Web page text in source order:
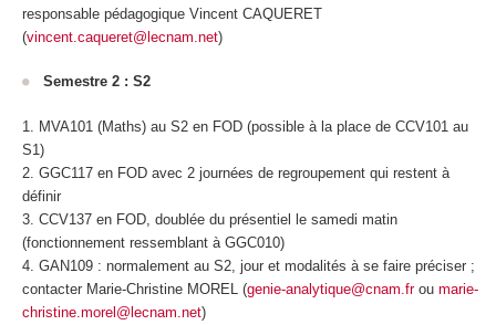
responsable pédagogique Vincent CAQUERET
(vincent.caqueret@lecnam.net)
Semestre 2 : S2
MVA101 (Maths) au S2 en FOD(possible à la place de CCV101 au
S1)
GGC117 en FODavec 2 journées de regroupement qui restent à
définir
CCV137 en FOD, doublée du présentiel le samedi matin
(fonctionnement ressemblant à GGC010)
GAN109 : normalement au S2, jour et modalités à se faire préciser ;
contacter Marie-Christine MOREL (genie-analytique@cnam.frou marie-
christine.morel@lecnam.net)